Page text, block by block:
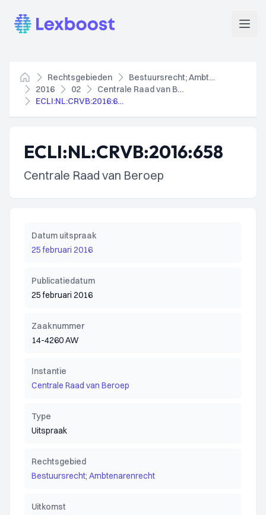
Lexboost
Home
Rechtsgebieden
Bestuursrecht; Ambtenarenrecht
2016
02
Centrale Raad van Beroep
ECLI:NL:CRVB:2016:658
ECLI:NL:CRVB:2016:658
Centrale Raad van Beroep
Datum uitspraak
25 februari 2016
Publicatiedatum
25 februari 2016
Zaaknummer
14-4260 AW
Instantie
Centrale Raad van Beroep
Type
Uitspraak
Rechtsgebied
Bestuursrecht; Ambtenarenrecht
Uitkomst